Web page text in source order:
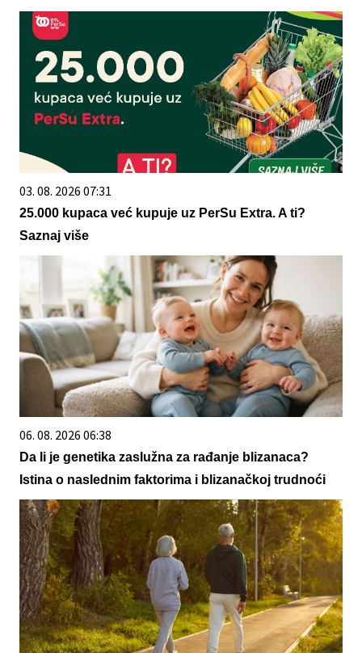
03. 08. 2026 07:31
25.000 kupaca već kupuje uz PerSu Extra. A ti?
Saznaj više
06. 08. 2026 06:38
Da li je genetika zaslužna za rađanje blizanaca?
Istina o naslednim faktorima i blizanačkoj trudnoći